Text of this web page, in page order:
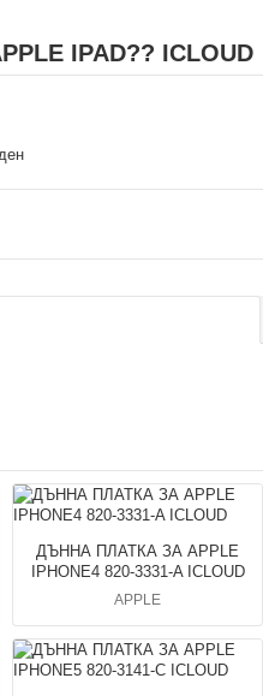
IPAD?? ICLOUD
ДЪННА ПЛАТКА ЗА APPLE
IPHONE4 820-3331-A ICLOUD
APPLE